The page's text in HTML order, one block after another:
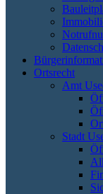
Ortsrecht
Amt
Stadt